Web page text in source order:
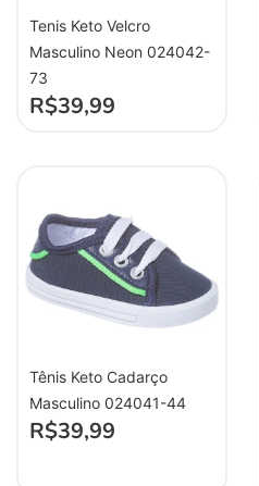
Tenis Keto Velcro
Masculino Neon 024042-
73
R$39,99
Tênis Keto Cadarço
Masculino 024041-44
R$39,99